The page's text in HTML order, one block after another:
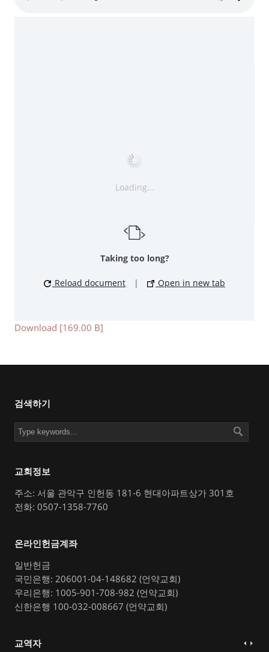
Loading...
Taking too long?
Reload document | Open in new tab
Download [169.00 B]
검색하기
교회정보
주소: 서울 관악구 인헌동 181-6 현대아파트상가 301호
전화: 0507-1358-7760
온라인헌금계좌
일반헌금
국민은행: 206001-04-148682 (언약교회)
우리은행: 1005-901-708-982 (언약교회)
신한은행 100-032-008667 (언약교회)
교역자